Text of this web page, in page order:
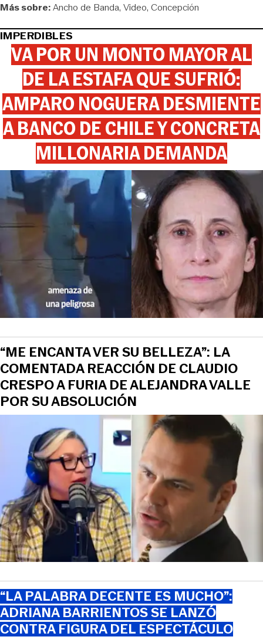
Más sobre:Ancho de Banda Video Concepción
IMPERDIBLES
VA POR UN MONTO MAYOR AL
DE LA ESTAFA QUE SUFRIÓ:
AMPARO NOGUERA DESMIENTE
A BANCO DE CHILE Y CONCRETA
MILLONARIA DEMANDA
“ME ENCANTA VER SU BELLEZA”: LA
COMENTADA REACCIÓN DE CLAUDIO
CRESPO A FURIA DE ALEJANDRA VALLE
POR SU ABSOLUCIÓN
“LA PALABRA DECENTE ES MUCHO”:
ADRIANA BARRIENTOS SE LANZÓ
CONTRA FIGURA DEL ESPECTÁCULO